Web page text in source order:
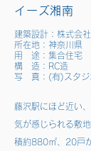
イーズ湘南
建築設計：株式会
所在地：神奈川県
用 途：集合住宅
構 造：RC造
写 真：(有)スタジ
藤沢駅にほど近い
気が感じられる敷
積約880㎡、20戸